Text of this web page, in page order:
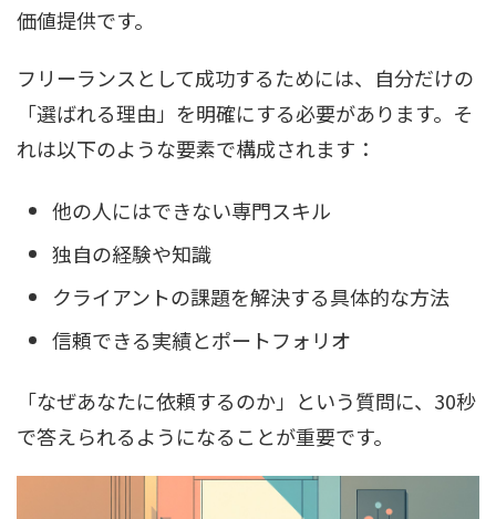
価値提供です。
フリーランスとして成功するためには、自分だけの
「選ばれる理由」を明確にする必要があります。そ
れは以下のような要素で構成されます：
他の人にはできない専門スキル
独自の経験や知識
クライアントの課題を解決する具体的な方法
信頼できる実績とポートフォリオ
「なぜあなたに依頼するのか」という質問に、30秒
で答えられるようになることが重要です。